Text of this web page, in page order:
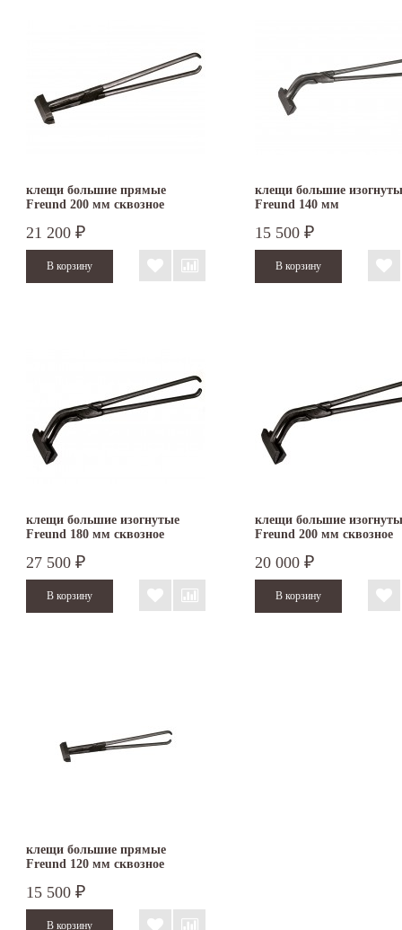
клещи большие прямые
Freund 200 мм сквозное
21 200 ₽
клещи большие
Freund 140 мм
15 500 ₽
клещи большие изогнутые
Freund 180 мм сквозное
27 500 ₽
клещи большие
Freund 200 мм сквозное
20 000 ₽
клещи большие прямые
Freund 120 мм сквозное
15 500 ₽